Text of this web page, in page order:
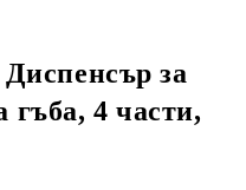
за
гъба, 4 части,